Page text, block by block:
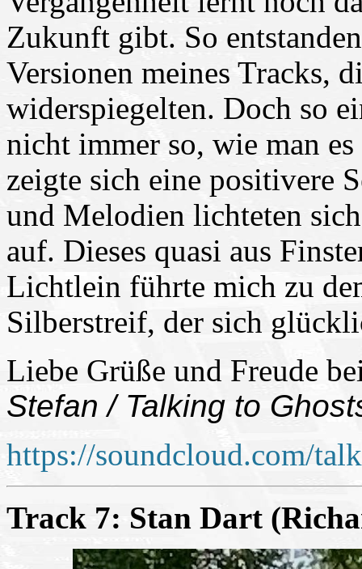
Zukunft gibt. So
Versionen meines Tracks,
widerspiegelten. Doch so
nicht immer so, wie man
zeigte sich eine positivere
und Melodien lichteten
auf. Dieses quasi aus
Lichtlein führte mich zu
Silberstreif, der sich
Liebe Grüße und Freude
Stefan / Talking to
https://soundcloud.com/
Track 7: Stan Dart